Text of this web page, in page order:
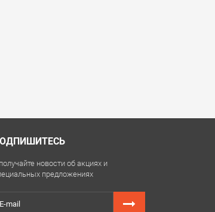
новости об акциях и
предложениях